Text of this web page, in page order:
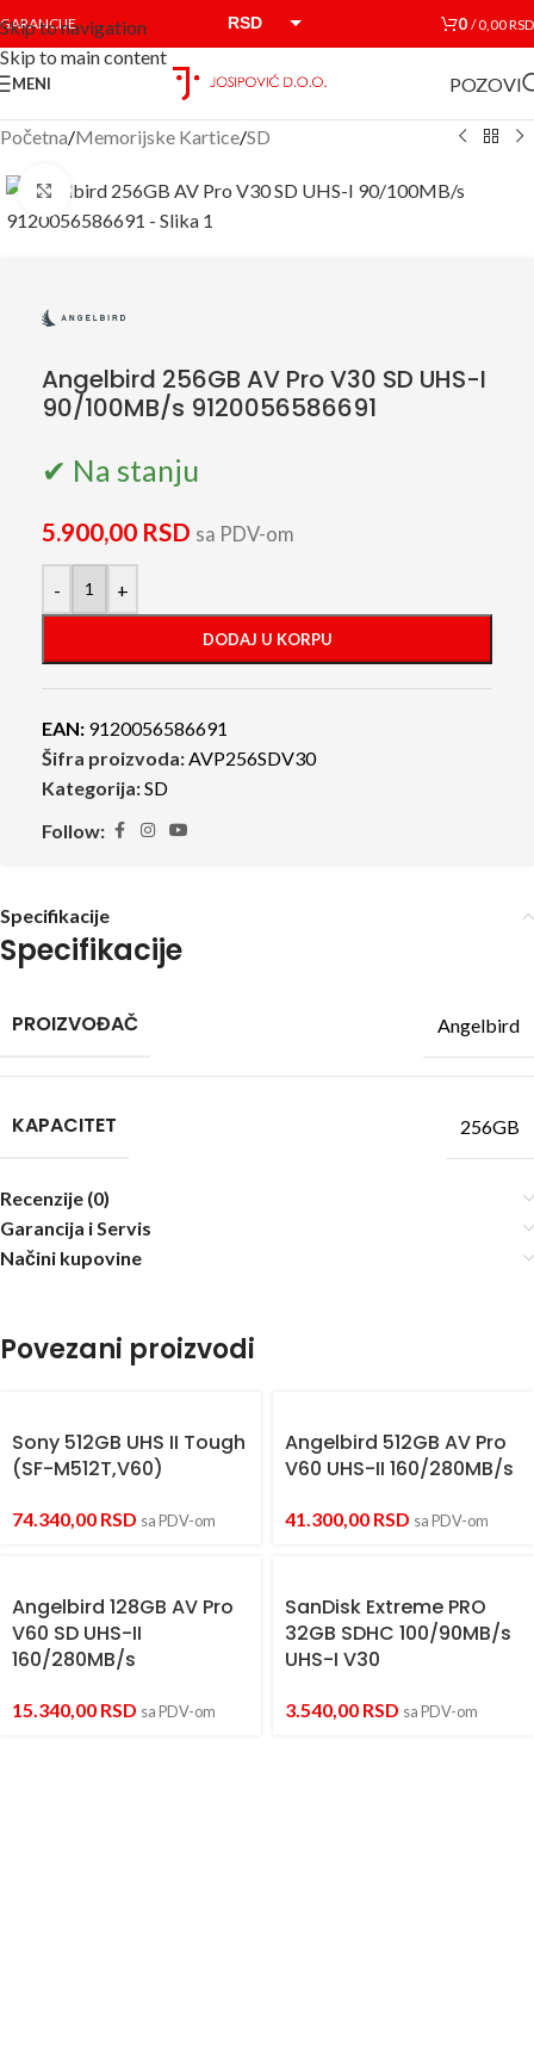
Skip to navigation
Skip to main content
GARANCIJE RSD 0 /0,00RSD
MENI POZOVI
Početna/Memorijske Kartice/SD
Click to enlarge
Angelbird 256GB AV Pro V30 SD UHS-I
90/100MB/s 9120056586691
✔ Na stanju
5.900,00 RSD sa PDV-om
- +
DODAJ U KORPU
EAN: 9120056586691
Šifra proizvoda:AVP256SDV30
Kategorija:SD
Follow:
Specifikacije
Specifikacije
PROIZVOĐAČ Angelbird
KAPACITET 256GB
Recenzije (0)
Garancija i Servis
Načini kupovine
Povezani proizvodi
Sony 512GB UHS II Tough
(SF-M512T,V60)
74.340,00 RSD sa PDV-om
Angelbird 512GB AV Pro
V60 UHS-II 160/280MB/s
41.300,00 RSD sa PDV-om
Angelbird 128GB AV Pro
V60 SD UHS-II
160/280MB/s
15.340,00 RSD sa PDV-om
SanDisk Extreme PRO
32GB SDHC 100/90MB/s
UHS-I V30
3.540,00 RSD sa PDV-om